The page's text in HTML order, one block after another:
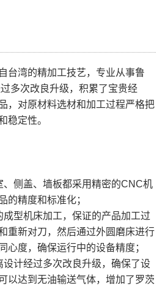
湾的精加工技艺，专业从事鲁
多次改良升级，积累了宝贵经
，对原材料选材和加工过程严格把
稳定性。
、侧盖、墙板都采用精密的CNC机
的精度和标准化；
型机床加工，保证的产品加工过
重新对刀，然后通过外圆磨床进行
心度，确保运行中的设备精度；
计经过多次改良升级，确保了设
以达到无油输送气体，增加了罗茨